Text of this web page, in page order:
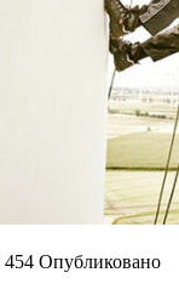
454 Опубликовано